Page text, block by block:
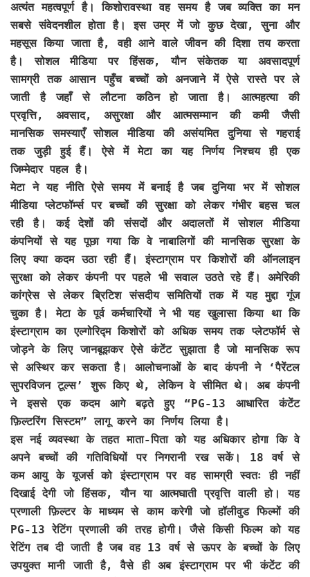
अत्यंत महत्वपूर्ण है। किशोरावस्था वह समय है जब व्यक्ति का मन
सबसे संवेदनशील होता है। इस उम्र में जो कुछ देखा, सुना और
महसूस किया जाता है, वही आने वाले जीवन की दिशा तय करता
है। सोशल मीडिया पर हिंसक, यौन संकेतक या अवसादपूर्ण
सामग्री तक आसान पहुँच बच्चों को अनजाने में ऐसे रास्ते पर ले
जाती है जहाँ से लौटना कठिन हो जाता है। आत्महत्या की
प्रवृत्ति, अवसाद, असुरक्षा और आत्मसम्मान की कमी जैसी
मानसिक समस्याएँ सोशल मीडिया की असंयमित दुनिया से गहराई
तक जुड़ी हुई हैं। ऐसे में मेटा का यह निर्णय निश्चय ही एक
जिम्मेदार पहल है।
मेटा ने यह नीति ऐसे समय में बनाई है जब दुनिया भर में सोशल
मीडिया प्लेटफॉर्म्स पर बच्चों की सुरक्षा को लेकर गंभीर बहस चल
रही है। कई देशों की संसदों और अदालतों में सोशल मीडिया
कंपनियों से यह पूछा गया कि वे नाबालिगों की मानसिक सुरक्षा के
लिए क्या कदम उठा रही हैं। इंस्टाग्राम पर किशोरों की ऑनलाइन
सुरक्षा को लेकर कंपनी पर पहले भी सवाल उठते रहे हैं। अमेरिकी
कांग्रेस से लेकर ब्रिटिश संसदीय समितियों तक में यह मुद्दा गूंज
चुका है। मेटा के पूर्व कर्मचारियों ने भी यह खुलासा किया था कि
इंस्टाग्राम का एल्गोरिद्म किशोरों को अधिक समय तक प्लेटफॉर्म से
जोड़ने के लिए जानबूझकर ऐसे कंटेंट सुझाता है जो मानसिक रूप
से अस्थिर कर सकता है। आलोचनाओं के बाद कंपनी ने ‘पैरेंटल
सुपरविजन टूल्स’ शुरू किए थे, लेकिन वे सीमित थे। अब कंपनी
ने इससे एक कदम आगे बढ़ते हुए “PG-13 आधारित कंटेंट
फ़िल्टरिंग सिस्टम” लागू करने का निर्णय लिया है।
इस नई व्यवस्था के तहत माता-पिता को यह अधिकार होगा कि वे
अपने बच्चों की गतिविधियों पर निगरानी रख सकें। 18 वर्ष से
कम आयु के यूजर्स को इंस्टाग्राम पर वह सामग्री स्वतः ही नहीं
दिखाई देगी जो हिंसक, यौन या आत्मघाती प्रवृत्ति वाली हो। यह
प्रणाली फ़िल्टर के माध्यम से काम करेगी जो हॉलीवुड फिल्मों की
PG-13 रेटिंग प्रणाली की तरह होगी। जैसे किसी फिल्म को यह
रेटिंग तब दी जाती है जब वह 13 वर्ष से ऊपर के बच्चों के लिए
उपयुक्त मानी जाती है, वैसे ही अब इंस्टाग्राम पर भी कंटेंट की